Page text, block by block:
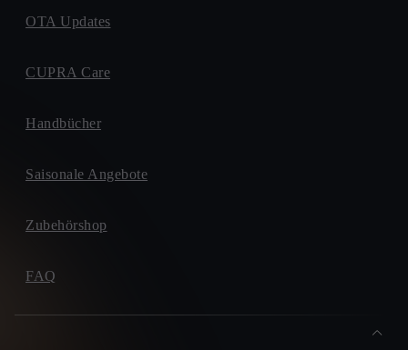
OTA Updates
CUPRA Care
Handbücher
Saisonale Angebote
Zubehörshop
FAQ